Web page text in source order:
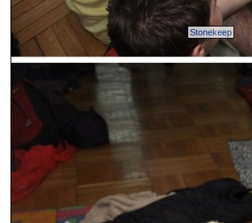
Stonekeep